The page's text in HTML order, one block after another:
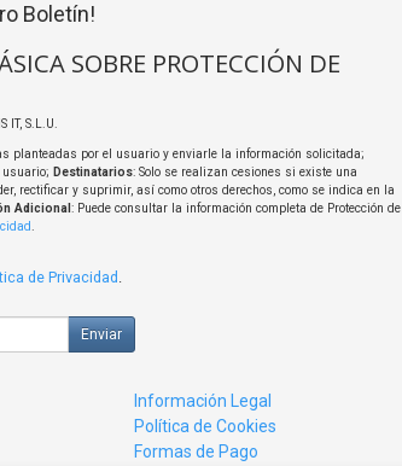
Boletín!
SOBRE PROTECCIÓN DE
IT, S.L.U.
planteadas por el usuario y enviarle la información solicitada;
usuario; Destinatarios: Solo se realizan cesiones si existe una
rectificar y suprimir, así como otros derechos, como se indica en la
Adicional : Puede consultar la información completa de Protección de
.
de Privacidad.
Enviar
Información Legal
Política de Cookies
Formas de Pago